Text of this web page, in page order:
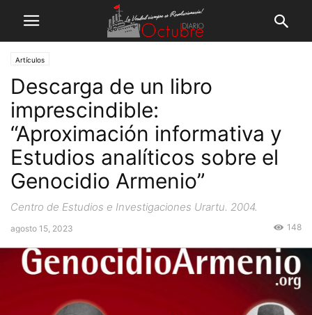
Artículos
Descarga de un libro
imprescindible:
“Aproximación informativa y
Estudios analíticos sobre el
Genocidio Armenio”
Centro de Estudios e Investigaciones Urartu. 2004.
agosto 15, 2023 148